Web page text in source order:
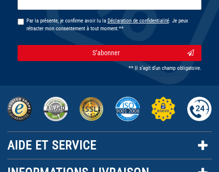
Par la présente, je confirme avoir lu la Déclaration de confidentialité. Je peux
rétracter mon consentement à tout moment.**
S’abonner
** Il s’agit d’un champ obligatoire.
AIDE ET SERVICE